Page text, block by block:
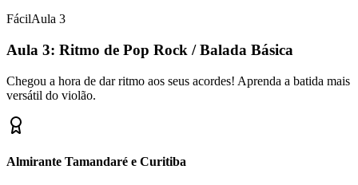
FácilAula 3
Aula 3: Ritmo de Pop Rock / Balada Básica
Chegou a hora de dar ritmo aos seus acordes! Aprenda a batida mais
versátil do violão.
Almirante Tamandaré e Curitiba